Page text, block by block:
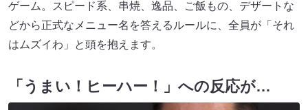
ゲーム。スピード系、串焼、逸品、ご飯もの、デザートな
どから正式なメニュー名を答えるルールに、全員が「それ
はムズイわ」と頭を抱えます。
「うまい！ヒーハー！」への反応が…